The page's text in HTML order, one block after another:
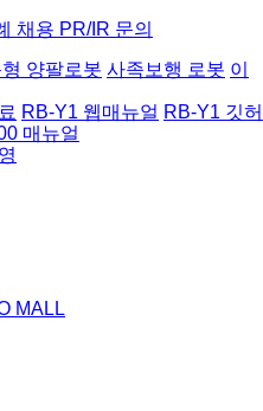
채용 PR/IR 문의
양팔로봇 사족보행 로봇 이
RB-Y1 웹매뉴얼 RB-Y1 깃허
매뉴얼
MALL